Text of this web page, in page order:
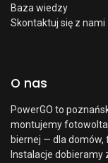
Baza wiedzy
Skontaktuj się z nami
O nas
PowerGO to
montujemy
biernej — dla domów,
Instalacje